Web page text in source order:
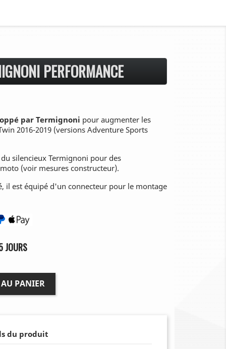
PERFORMANCE
par Termignoni pour augmenter les
2016-2019 (versions Adventure Sports
silencieux Termignoni pour des
(voir mesures constructeur).
il est équipé d'un connecteur pour le montage
JOURS
PANIER
du produit